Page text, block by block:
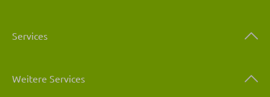
Services
Weitere Services